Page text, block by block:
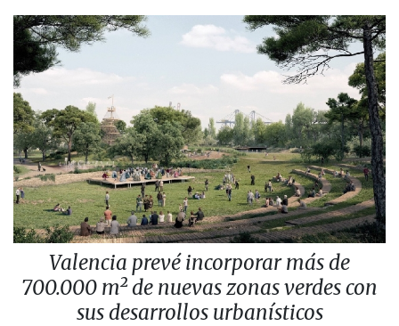
Valencia prevé incorporar más de
700.000 m² de nuevas zonas verdes con
sus desarrollos urbanísticos